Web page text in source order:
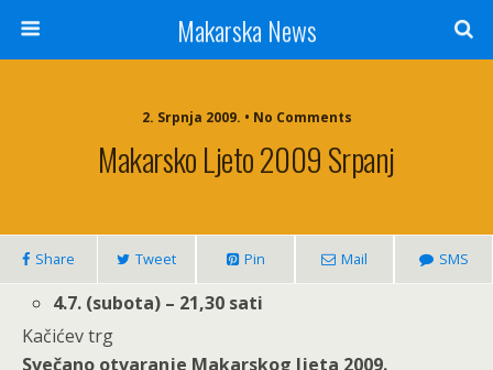
Makarska News
2. Srpnja 2009. • No Comments
Makarsko Ljeto 2009 Srpanj
Share Tweet Pin Mail SMS
4.7. (subota) – 21,30 sati
Kačićev trg
Svečano otvaranje Makarskog ljeta 2009.